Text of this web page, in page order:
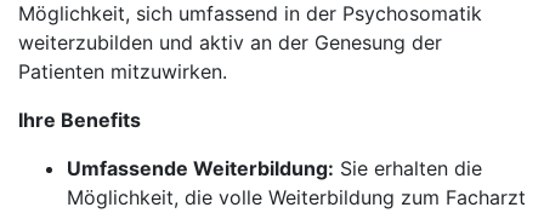
Möglichkeit, sich umfassend in der Psychosomatik
weiterzubilden und aktiv an der Genesung der
Patienten mitzuwirken.
Ihre Benefits
Umfassende Weiterbildung: Sie erhalten die
Möglichkeit, die volle Weiterbildung zum Facharzt